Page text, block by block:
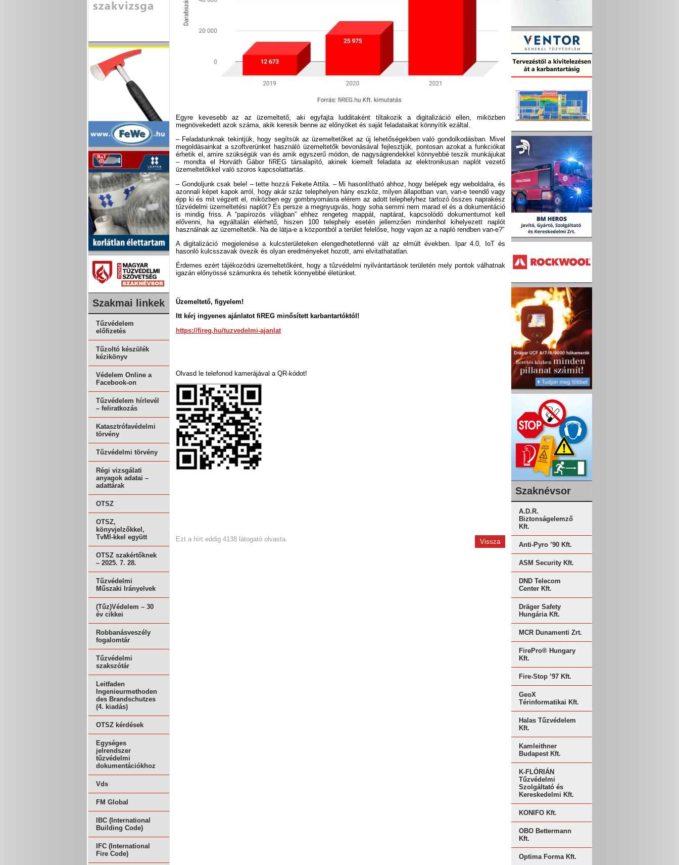
Szakmai linkek
Tűzvédelem
előfizetés
Tűzoltó készülék
kézikönyv
Védelem Online a
Facebook-on
Tűzvédelem hírlevél
– feliratkozás
Katasztrófavédelmi
törvény
Tűzvédelmi törvény
Régi vizsgálati
anyagok adatai –
adattárak
OTSZ
OTSZ,
könyvjelzőkkel,
TvMI-kkel együtt
OTSZ szakértőknek
– 2025. 7. 28.
Tűzvédelmi
Műszaki Irányelvek
(Tűz)Védelem – 30
év cikkei
Robbanásveszély
fogalomtár
Tűzvédelmi
szakszótár
Leitfaden
Ingenieurmethoden
des Brandschutzes
(4. kiadás)
OTSZ kérdések
Egységes
jelrendszer
tűzvédelmi
dokumentációkhoz
Vds
FM Global
IBC (International
Building Code)
IFC (International
Fire Code)
Egyre kevesebb az az üzemeltető, aki egyfajta ludditaként tiltakozik a digitalizáció ellen, miközben
megnövekedett azok száma, akik keresik benne az előnyöket és saját feladataikat könnyítik ezáltal.
– Feladatunknak tekintjük, hogy segítsük az üzemeltetőket az új lehetőségekben való gondolkodásban. Mivel
megoldásainkat a szoftverünket használó üzemeltetők bevonásával fejlesztjük, pontosan azokat a funkciókat
érhetik el, amire szükségük van és amik egyszerű módon, de nagyságrendekkel könnyebbé teszik munkájukat
– mondta el Horváth Gábor fiREG társalapító, akinek kiemelt feladata az elektronikusan naplót vezető
üzemeltetőkkel való szoros kapcsolattartás.
– Gondoljunk csak bele! – tette hozzá Fekete Attila. – Mi hasonlítható ahhoz, hogy belépek egy weboldalra, és
azonnali képet kapok arról, hogy akár száz telephelyen hány eszköz, milyen állapotban van, van-e teendő vagy
épp ki és mit végzett el, miközben egy gombnyomásra elérem az adott telephelyhez tartozó összes naprakész
tűzvédelmi üzemeltetési naplót? És persze a megnyugvás, hogy soha semmi nem marad el és a dokumentáció
is mindig friss. A “papírozós világban” ehhez rengeteg mappát, naptárat, kapcsolódó dokumentumot kell
elővenni, ha egyáltalán elérhető, hiszen 100 telephely esetén jellemzően mindenhol kihelyezett naplót
használnak az üzemeltetők. Na de látja-e a központból a terület felelőse, hogy vajon az a napló rendben van-e?”
A digitalizáció megjelenése a kulcsterületeken elengedhetetlenné vált az elmúlt években. Ipar 4.0, IoT és
hasonló kulcsszavak övezik és olyan eredményeket hozott, ami elvitathatatlan.
Érdemes ezért tájékozódni üzemeltetőként, hogy a tűzvédelmi nyilvántartások területén mely pontok válhatnak
igazán előnyössé számunkra és tehetik könnyebbé életünket.
Üzemeltető, figyelem!
Itt kérj ingyenes ajánlatot fiREG minősített karbantartóktól!
https://fireg.hu/tuzvedelmi-ajanlat
Olvasd le telefonod kamerájával a QR-kódot!
Vissza
Ezt a hírt eddig 4138 látogató olvasta.
Szaknévsor
A.D.R.
Biztonságelemző
Kft.
Anti-Pyro ’90 Kft.
ASM Security Kft.
DND Telecom
Center Kft.
Dräger Safety
Hungária Kft.
MCR Dunamenti Zrt.
FirePro® Hungary
Kft.
Fire-Stop ’97 Kft.
GeoX
Térinformatikai Kft.
Halas Tűzvédelem
Kft.
Kamleithner
Budapest Kft.
K-FLÓRIÁN
Tűzvédelmi
Szolgáltató és
Kereskedelmi Kft.
KONIFO Kft.
OBO Bettermann
Kft.
Optima Forma Kft.